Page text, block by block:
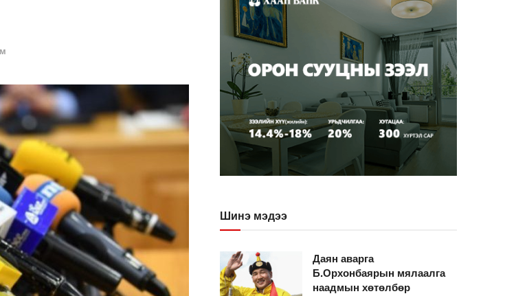
Шинэ мэдээ
Даян аварга
Б.Орхонбаярын мялаалга
наадмын хөтөлбөр